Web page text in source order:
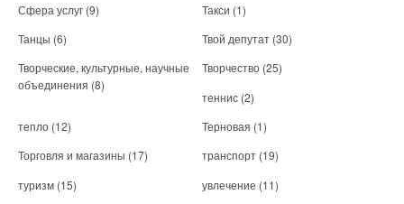
Сфера услуг (9) Такси (1)
Танцы (6) Твой депутат (30)
Творческие, культурные, научные
объединения (8)
Творчество (25)
теннис (2)
тепло (12) Терновая (1)
Торговля и магазины (17) транспорт (19)
туризм (15) увлечение (11)